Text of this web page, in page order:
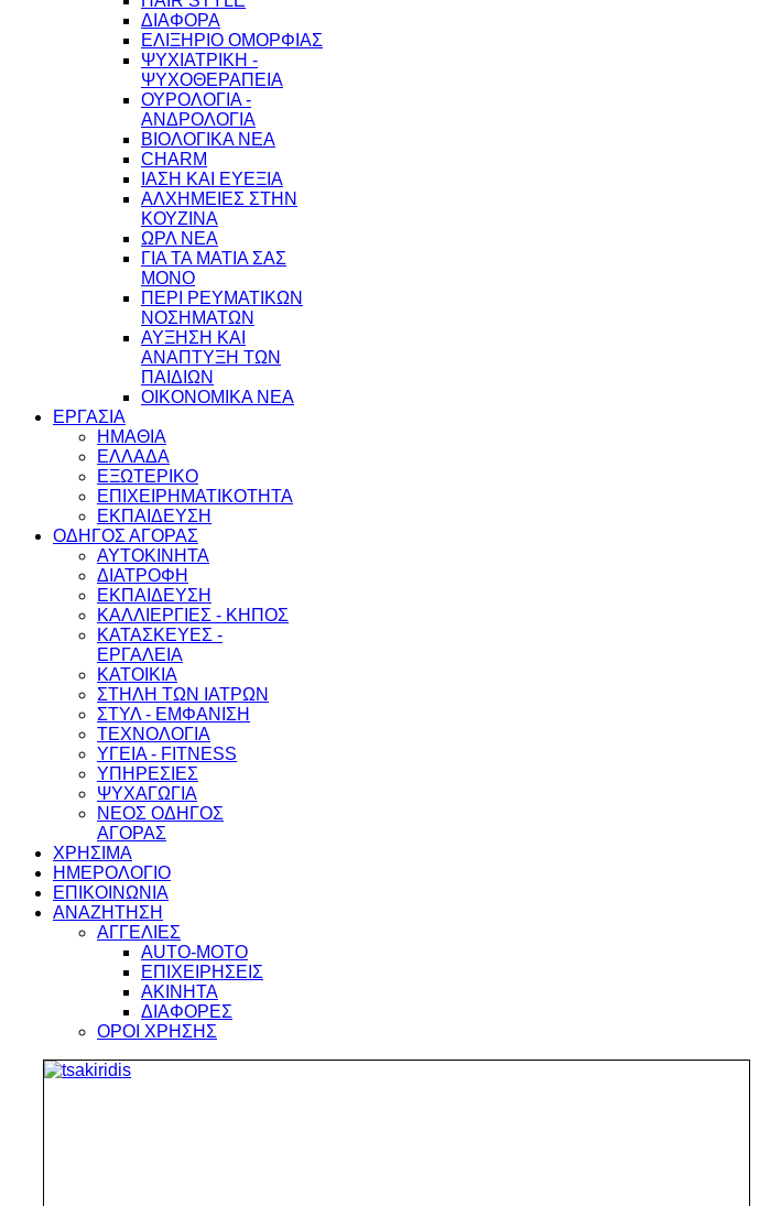
ΔΙΑΦΟΡΑ
ΕΛΙΞΗΡΙΟ ΟΜΟΡΦΙΑΣ
ΨΥΧΙΑΤΡΙΚΗ -
ΨΥΧΟΘΕΡΑΠΕΙΑ
ΟΥΡΟΛΟΓΙΑ -
ΑΝΔΡΟΛΟΓΙΑ
ΒΙΟΛΟΓΙΚΑ ΝΕΑ
CHARM
ΙΑΣΗ ΚΑΙ ΕΥΕΞΙΑ
ΑΛΧΗΜΕΙΕΣ ΣΤΗΝ
ΚΟΥΖΙΝΑ
ΩΡΛ ΝEA
ΓΙΑ ΤΑ ΜΑΤΙΑ ΣΑΣ
ΜΟΝΟ
ΠΕΡΙ ΡΕΥΜΑΤΙΚΩΝ
ΝΟΣΗΜΑΤΩΝ
ΑΥΞΗΣΗ ΚΑΙ
ΑΝΑΠΤΥΞΗ ΤΩΝ
ΠΑΙΔΙΩΝ
ΟΙΚΟΝΟΜΙΚΑ ΝΕΑ
ΕΡΓΑΣΙΑ
ΗΜΑΘΙΑ
ΕΛΛΑΔΑ
ΕΞΩΤΕΡΙΚΟ
ΕΠΙΧΕΙΡΗΜΑΤΙΚΟΤΗΤΑ
ΕΚΠΑΙΔΕΥΣΗ
ΟΔΗΓΟΣ ΑΓΟΡΑΣ
ΑΥΤΟΚΙΝΗΤΑ
ΔΙΑΤΡΟΦΗ
ΕΚΠΑΙΔΕΥΣΗ
ΚΑΛΛΙΕΡΓΙΕΣ - ΚΗΠΟΣ
ΚΑΤΑΣΚΕΥΕΣ -
ΕΡΓΑΛΕΙΑ
ΚΑΤΟΙΚΙΑ
ΣΤΗΛΗ ΤΩΝ ΙΑΤΡΩΝ
ΣΤΥΛ - ΕΜΦΑΝΙΣΗ
ΤΕΧΝΟΛΟΓΙΑ
ΥΓΕΙΑ - FITNESS
ΥΠΗΡΕΣΙΕΣ
ΨΥΧΑΓΩΓΙΑ
ΝΕΟΣ ΟΔΗΓΟΣ
ΑΓΟΡΑΣ
ΧΡΗΣΙΜΑ
ΗΜΕΡΟΛΟΓΙΟ
ΕΠΙΚΟΙΝΩΝΙΑ
ΑΝΑΖΗΤΗΣΗ
ΑΓΓΕΛΙΕΣ
AUTO-MOTO
ΕΠΙΧΕΙΡΗΣΕΙΣ
ΑΚΙΝΗΤΑ
ΔΙΑΦΟΡΕΣ
ΟΡΟΙ ΧΡΗΣΗΣ